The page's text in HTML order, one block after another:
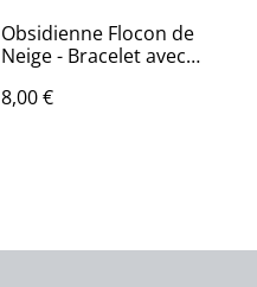
Obsidienne Flocon de
Neige - Bracelet avec
8,00 €